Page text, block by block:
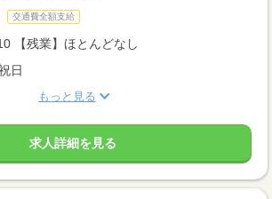
交通費全額支給
【残業】ほとんどなし
日
もっと見る
求人詳細を見る